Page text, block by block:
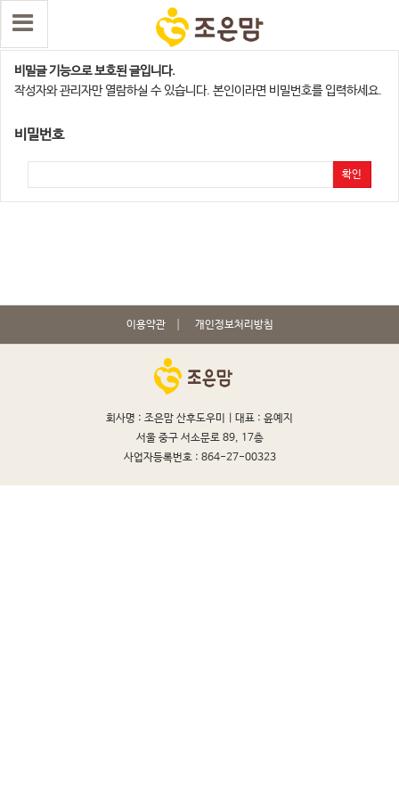
남악지점
비밀글 기능으로 보호된 글입니다.
작성자와 관리자만 열람하실 수 있습니다. 본인이라면 비밀번호를 입력하세요.
비밀번호
확인
이용약관 개인정보처리방침
회사명 : 조은맘 산후도우미 | 대표 : 윤예지
서울 중구 서소문로 89, 17층
사업자등록번호 : 864-27-00323